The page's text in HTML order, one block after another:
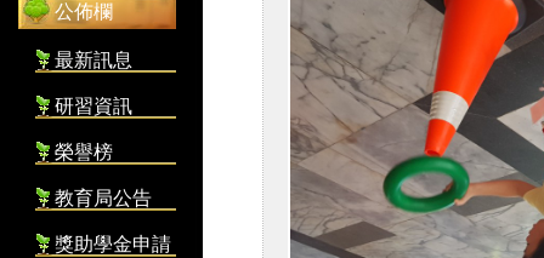
公佈欄
最新訊息
研習資訊
榮譽榜
教育局公告
獎助學金申請